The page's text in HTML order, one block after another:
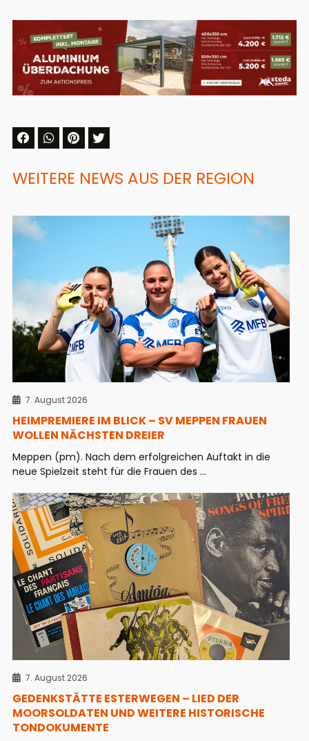
WEITERE NEWS AUS DER REGION
7. August 2026
HEIMPREMIERE IM BLICK – SV MEPPEN FRAUEN
WOLLEN NÄCHSTEN DREIER
Meppen (pm). Nach dem erfolgreichen Auftakt in die
neue Spielzeit steht für die Frauen des ...
7. August 2026
GEDENKSTÄTTE ESTERWEGEN – LIED DER
MOORSOLDATEN UND WEITERE HISTORISCHE
TONDOKUMENTE